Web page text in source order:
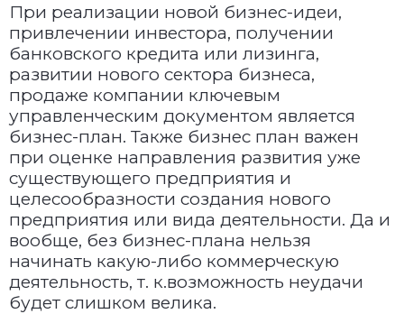
При реализации новой бизнес-идеи,
привлечении инвестора, получении
банковского кредита или лизинга,
развитии нового сектора бизнеса,
продаже компании ключевым
управленческим документом является
бизнес-план. Также бизнес план важен
при оценке направления развития уже
существующего предприятия и
целесообразности создания нового
предприятия или вида деятельности. Да и
вообще, без бизнес-плана нельзя
начинать какую-либо коммерческую
деятельность, т. к.возможность неудачи
будет слишком велика.